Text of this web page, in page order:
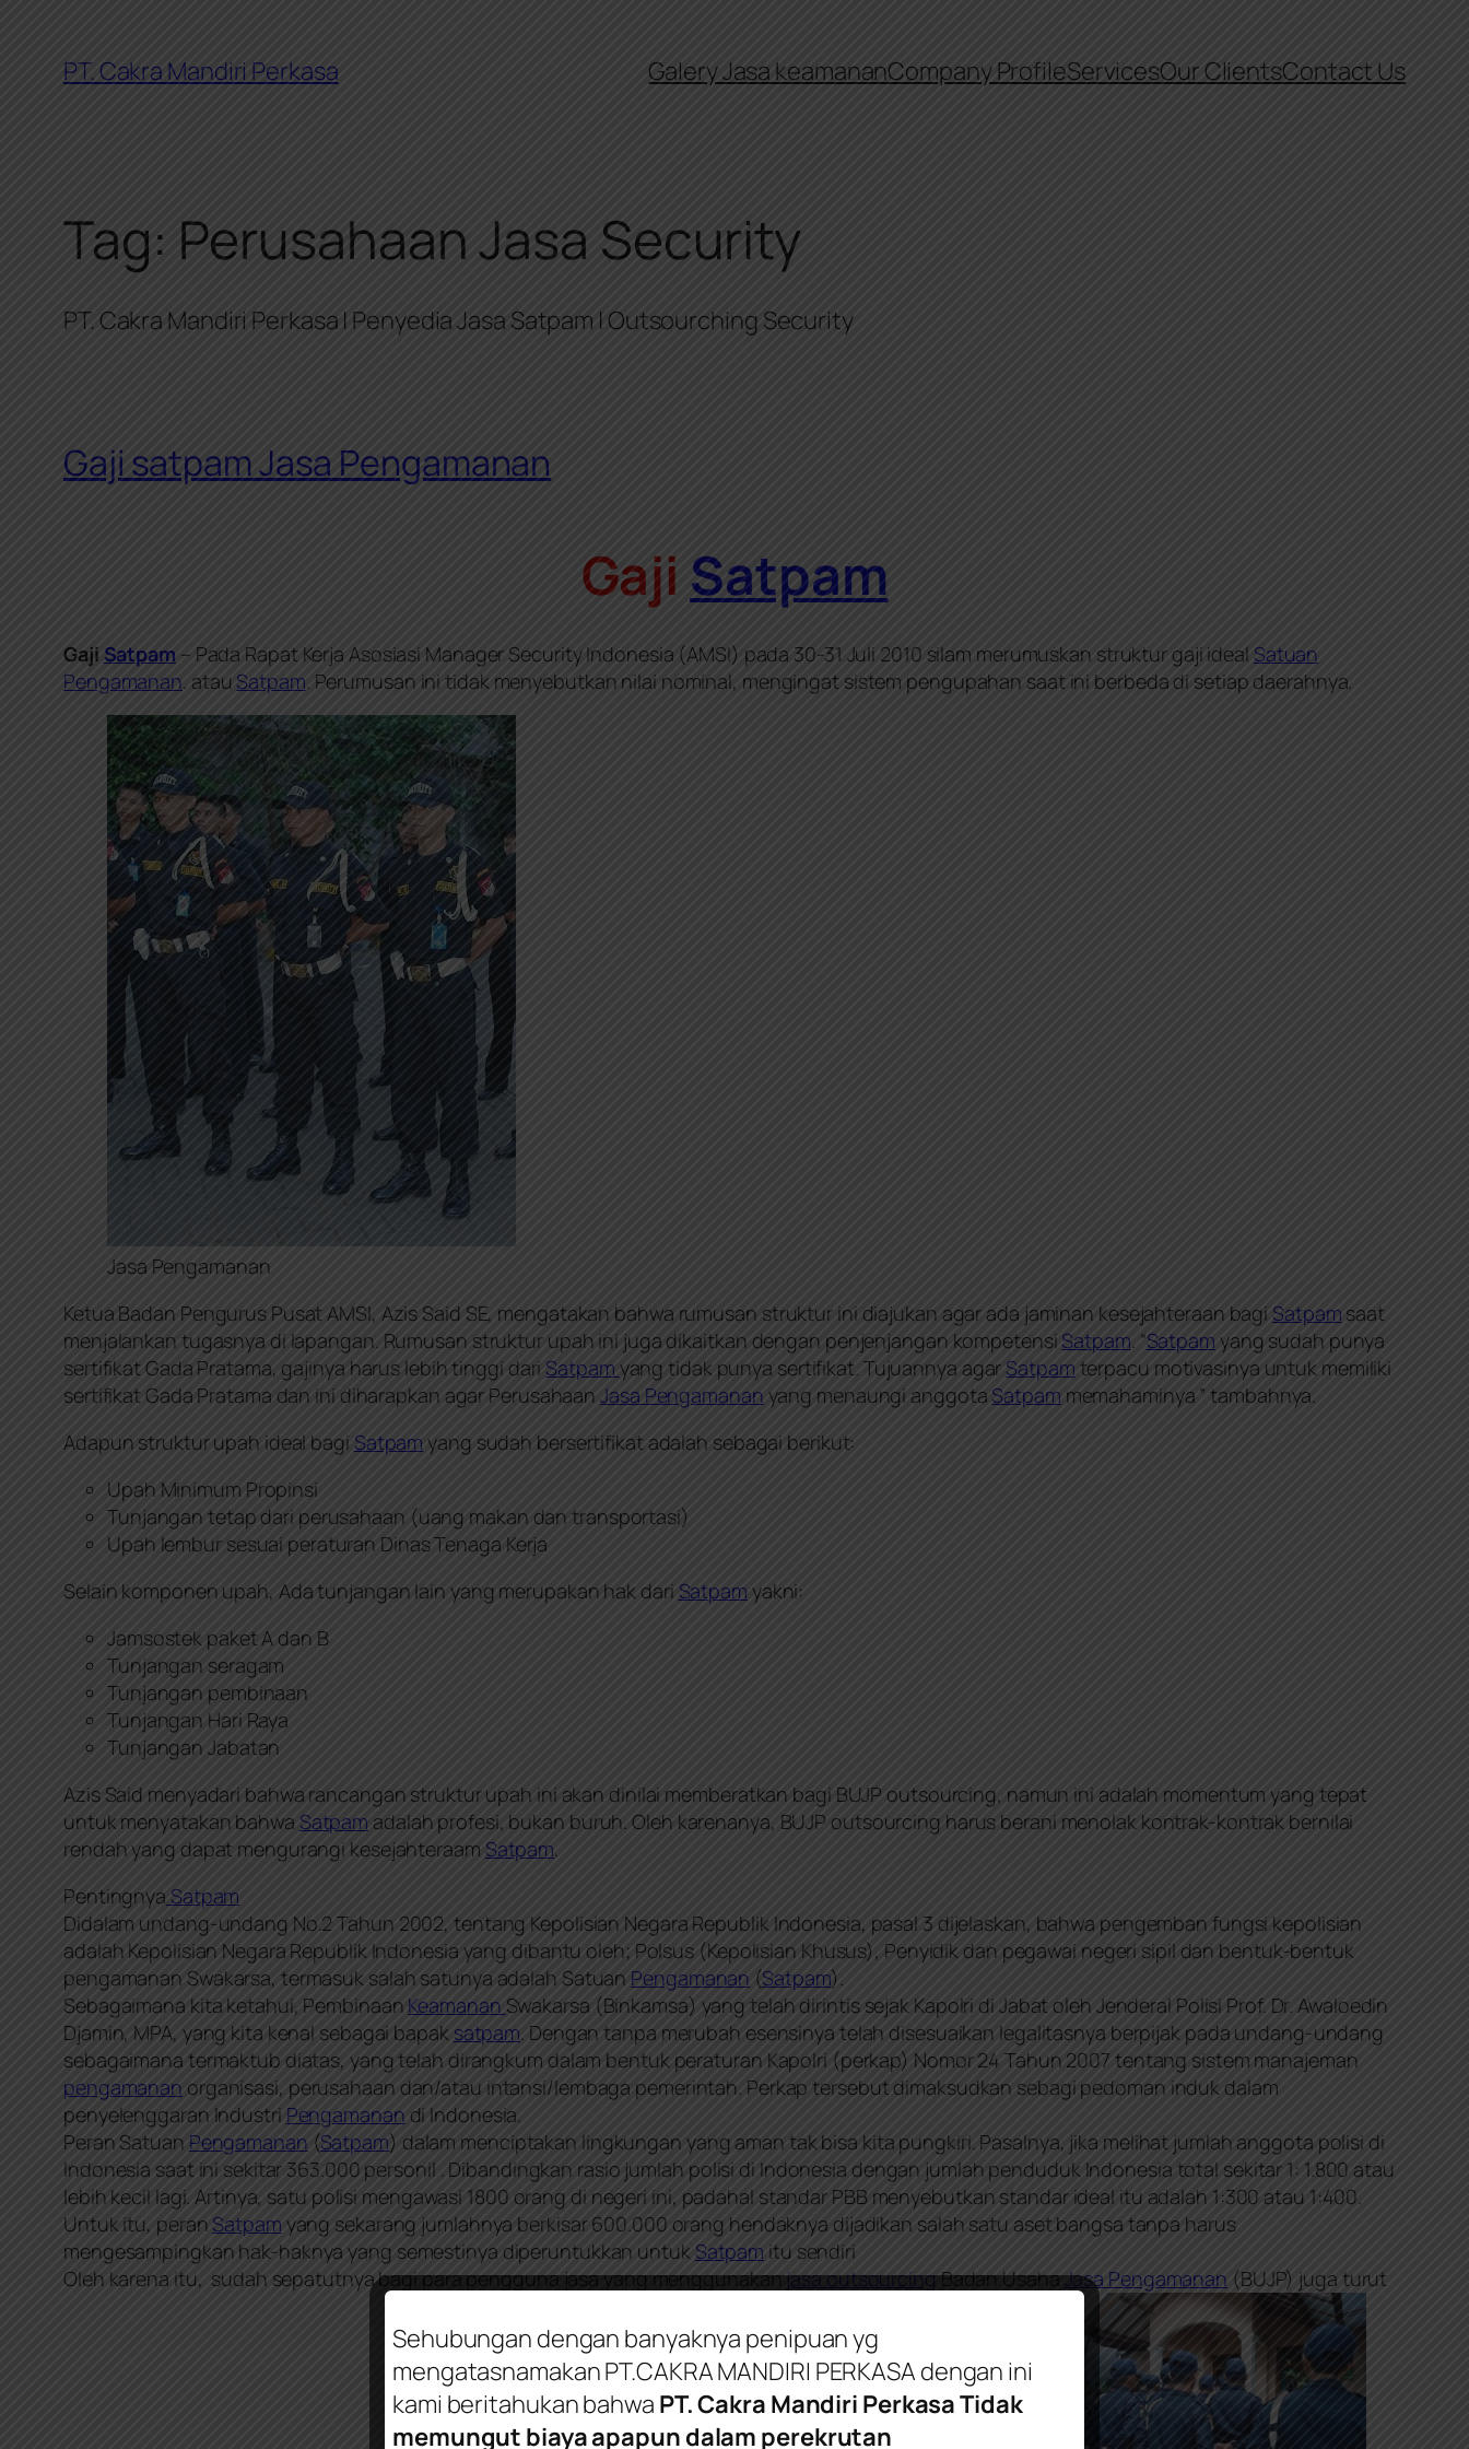
content
PT. Cakra Mandiri Perkasa Galery Jasa keamananCompany ProfileServicesOur ClientsContact Us
Tag: Perusahaan Jasa Security
PT. Cakra Mandiri Perkasa | Penyedia Jasa Satpam | Outsourching Security
Gaji satpam Jasa Pengamanan
Gaji Satpam
Gaji Satpam – Pada Rapat Kerja Asosiasi Manager Security Indonesia (AMSI) pada 30-31 Juli 2010 silam merumuskan struktur gaji ideal Satuan
Pengamanan . atau Satpam . Perumusan ini tidak menyebutkan nilai nominal, mengingat sistem pengupahan saat ini berbeda di setiap daerahnya.
Jasa Pengamanan
Ketua Badan Pengurus Pusat AMSI, Azis Said SE, mengatakan bahwa rumusan struktur ini diajukan agar ada jaminan kesejahteraan bagi Satpam saat
menjalankan tugasnya di lapangan. Rumusan struktur upah ini juga dikaitkan dengan penjenjangan kompetensi Satpam . “Satpam yang sudah punya
sertifikat Gada Pratama, gajinya harus lebih tinggi dari Satpam yang tidak punya sertifikat. Tujuannya agar Satpam terpacu motivasinya untuk memiliki
sertifikat Gada Pratama dan ini diharapkan agar PerusahaanJasa Pengamanan yang menaungi anggota Satpam memahaminya ” tambahnya.
Adapun struktur upah ideal bagi Satpam yang sudah bersertifikat adalah sebagai berikut:
Upah Minimum Propinsi
Tunjangan tetap dari perusahaan (uang makan dan transportasi)
Upah lembur sesuai peraturan Dinas Tenaga Kerja
Selain komponen upah, Ada tunjangan lain yang merupakan hak dari Satpam yakni:
Jamsostek paket A dan B
Tunjangan seragam
Tunjangan pembinaan
Tunjangan Hari Raya
Tunjangan Jabatan
Azis Said menyadari bahwa rancangan struktur upah ini akan dinilai memberatkan bagi BUJP outsourcing, namun ini adalah momentum yang tepat
untuk menyatakan bahwa Satpam adalah profesi, bukan buruh. Oleh karenanya, BUJP outsourcing harus berani menolak kontrak-kontrak bernilai
rendah yang dapat mengurangi kesejahteraam Satpam.
Pentingnya Satpam
Didalam undang-undang No.2 Tahun 2002, tentang Kepolisian Negara Republik Indonesia, pasal 3 dijelaskan, bahwa pengemban fungsi kepolisian
adalah Kepolisian Negara Republik Indonesia yang dibantu oleh; Polsus (Kepolisian Khusus), Penyidik dan pegawai negeri sipil dan bentuk-bentuk
pengamanan Swakarsa, termasuk salah satunya adalah Satuan Pengamanan (Satpam).
Sebagaimana kita ketahui, Pembinaan Keamanan Swakarsa (Binkamsa) yang telah dirintis sejak Kapolri di Jabat oleh Jenderal Polisi Prof. Dr. Awaloedin
Djamin, MPA, yang kita kenal sebagai bapak satpam. Dengan tanpa merubah esensinya telah disesuaikan legalitasnya berpijak pada undang-undang
sebagaimana termaktub diatas, yang telah dirangkum dalam bentuk peraturan Kapolri (perkap) Nomor 24 Tahun 2007 tentang sistem manajeman
pengamanan organisasi, perusahaan dan/atau intansi/lembaga pemerintah. Perkap tersebut dimaksudkan sebagi pedoman induk dalam
penyelenggaran Industri Pengamanan di Indonesia.
Peran Satuan Pengamanan (Satpam) dalam menciptakan lingkungan yang aman tak bisa kita pungkiri. Pasalnya, jika melihat jumlah anggota polisi di
Indonesia saat ini sekitar 363.000 personil . Dibandingkan rasio jumlah polisi di Indonesia dengan jumlah penduduk Indonesia total sekitar 1: 1.800 atau
lebih kecil lagi. Artinya, satu polisi mengawasi 1800 orang di negeri ini, padahal standar PBB menyebutkan standar ideal itu adalah 1:300 atau 1:400.
Untuk itu, peran Satpam yang sekarang jumlahnya berkisar 600.000 orang hendaknya dijadikan salah satu aset bangsa tanpa harus
mengesampingkan hak-haknya yang semestinya diperuntukkan untuk Satpam itu sendiri
Oleh karena itu, sudah sepatutnya bagi para pengguna jasa yang menggunakanjasa outsourcingBadan UsahaJasa Pengamanan (BUJP) juga turut
Sehubungan dengan banyaknya penipuan yg
mengatasnamakan PT.CAKRA MANDIRI PERKASA dengan ini
kami beritahukan bahwa PT. Cakra Mandiri Perkasa Tidak
memungut biaya apapun dalam perekrutan